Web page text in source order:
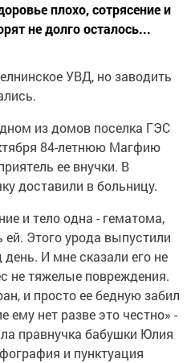
плохо, сотрясение и
не долго осталось...
УВД, но заводить
из домов поселка ГЭС
84-летнюю Магфию
ее внучки. В
доставили в больницу.
и тело одна - гематома,
ей. Этого урода выпустили
И мне сказали его не
не тяжелые повреждения.
и просто ее бедную забил
ему нет разве это честно» -
правнучка бабушки Юлия
и пунктуация